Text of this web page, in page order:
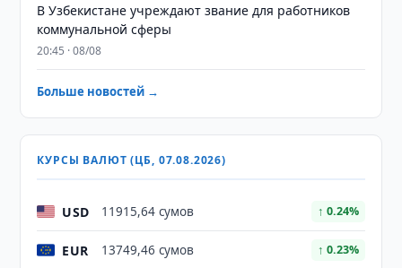
В Узбекистане учреждают звание для работников
коммунальной сферы
20:45 · 08/08
Больше новостей →
КУРСЫ ВАЛЮТ (ЦБ, 07.08.2026)
USD 11915,64 сумов ↑ 0.24%
EUR 13749,46 сумов ↑ 0.23%